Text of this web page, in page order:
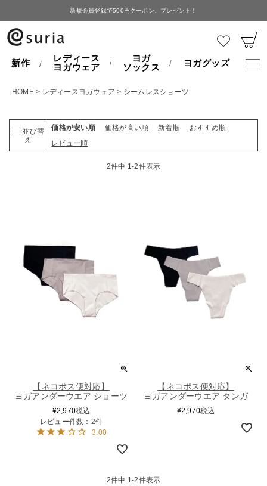
新規会員登録で500円クーポン、プレゼント！
新作
レディース
ヨガウェア
ヨガ
ソックス
ヨガグッズ
HOME レディースヨガウェア シームレスショーツ
並び替
え
価格が安い順 価格が高い順 新着順
おすすめ順
レビュー順
2件中 1-2件表示
【ネコポス便対応】
ヨガアンダーウエア ショーツ
¥2,970税込
レビュー件数：2件
3.00
【ネコポス便対応】
ヨガアンダーウエア タンガ
¥2,970税込
2件中 1-2件表示